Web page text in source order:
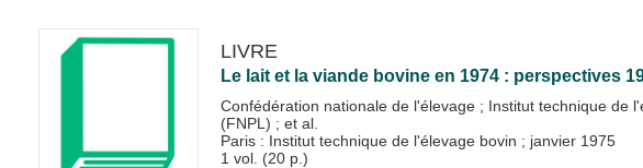
LIVRE
Le lait et la viande bovine en 1974 : perspectives
Confédération nationale de l'élevage ; Institut technique de
(FNPL) ; et al.
Paris : Institut technique de l'élevage bovin ; janvier 1975
1 vol. (20 p.)